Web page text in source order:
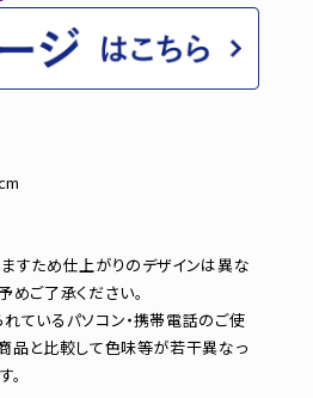
すため仕上がりのデザインは異な
めご了承ください。
ているパソコン・携帯電話のご使
品と比較して色味等が若干異なっ